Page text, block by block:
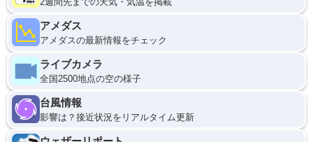
アメダス
アメダスの最新情報をチェック
ライブカメラ
全国2500地点の空の様子
台風情報
影響は？接近状況をリアルタイム更新